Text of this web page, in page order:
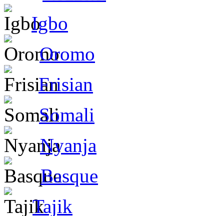
Igbo
Oromo
Frisian
Somali
Nyanja
Basque
Tajik